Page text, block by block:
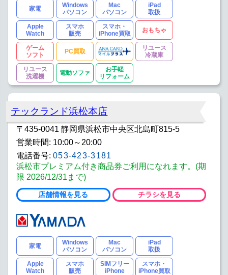
家電
Windows
パソコン
Mac
パソコン
iPad
取扱
Apple
Watch
スマホ
販売
スマホ・
iPhone買取
おもちゃ
ゲーム
ソフト
PC買取
リユース
冷蔵庫
リユース
洗濯機
電動ソファ
お手軽
リフォーム
テックランド浜松本店
〒435-0041 静岡県浜松市中央区北島町815-5
営業時間: 10:00～20:00
電話番号: 053-423-3181
浜松市プレミアム付き商品券ご利用になれます。(期
限 2026/12/31まで)
店舗情報を見る チラシを見る
家電
Windows
パソコン
Mac
パソコン
iPad
取扱
Apple
Watch
スマホ
販売
SIMフリー
iPhone
スマホ・
iPhone買取